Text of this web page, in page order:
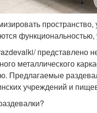
пространство,
функциональностью,
металлического
Предлагаемые
учреждений и